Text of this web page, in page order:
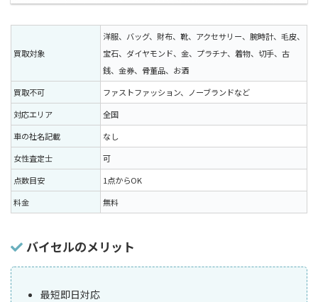
買取対象
洋服、バッグ、財布、靴、アクセサリー、腕時計、毛皮、
宝石、ダイヤモンド、金、プラチナ、着物、切手、古
銭、金券、骨董品、お酒
買取不可
ファストファッション、ノーブランドなど
対応エリア
全国
車の社名記載
なし
女性査定士
可
点数目安
1点からOK
料金
無料
バイセルのメリット
最短即日対応